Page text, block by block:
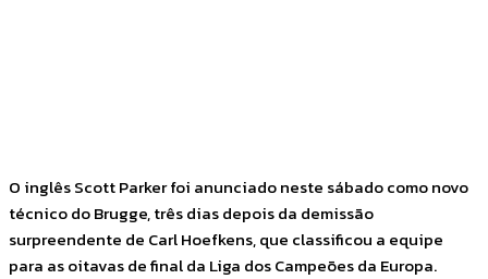
O inglês Scott Parker foi anunciado neste sábado como novo
técnico do Brugge, três dias depois da demissão
surpreendente de Carl Hoefkens, que classificou a equipe
para as oitavas de final da Liga dos Campeões da Europa.